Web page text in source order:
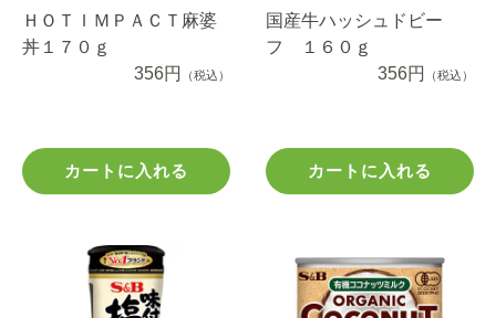
ＨＯＴＩＭＰＡＣＴ麻婆
丼１７０ｇ
356円
（税込）
カートに入れる
国産牛ハッシュドビー
フ １６０ｇ
356円
（税込）
カートに入れる